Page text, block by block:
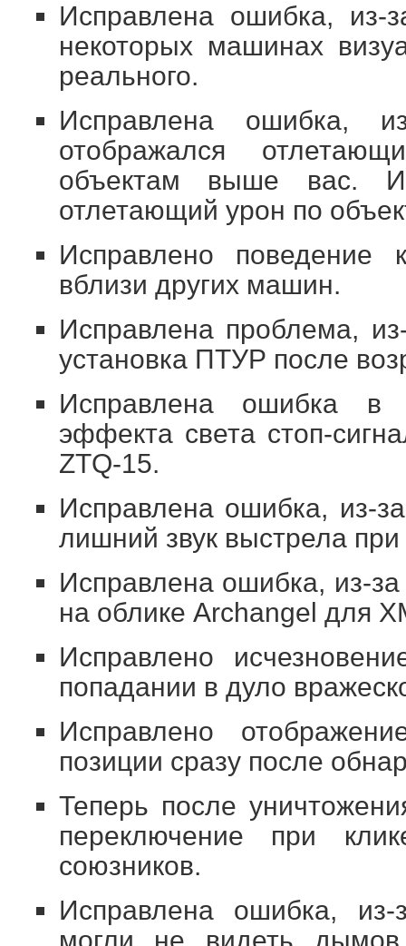
Исправлена ошибка,
некоторых машинах
реального.
Исправлена ошибка,
отображался
объектам выше вас. И,
отлетающий урон по
Исправлено поведение
вблизи других машин.
Исправлена проблема,
установка ПТУР после
Исправлена ошибка в
эффекта света стоп-
ZTQ-15.
Исправлена ошибка, из-
лишний звук выстрела
Исправлена ошибка, из-
на облике Archangel для
Исправлено
попадании в дуло
Исправлено
позиции сразу после
Теперь после
переключение при
союзников.
Исправлена ошибка, из-